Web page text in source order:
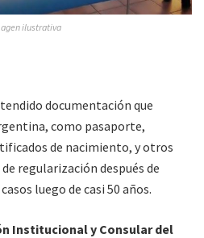
ilustrativa
documentación que
como pasaporte,
de nacimiento, y otros
regularización después de
luego de casi 50 años.
Institucional y Consular del